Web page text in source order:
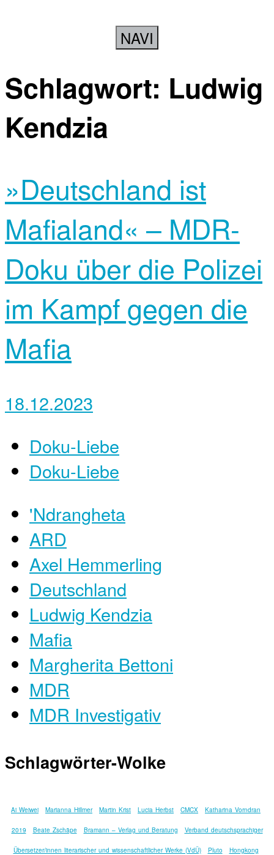
NAVI
Schlagwort: Ludwig
Kendzia
»Deutschland ist
Mafialand« – MDR-
Doku über die Polizei
im Kampf gegen die
Mafia
18.12.2023
Doku-Liebe
Doku-Liebe
'Ndrangheta
ARD
Axel Hemmerling
Deutschland
Ludwig Kendzia
Mafia
Margherita Bettoni
MDR
MDR Investigativ
Schlagwörter-Wolke
Ai Weiwei Marianna Hillmer Martin Krist Lucia Herbst CMCX Katharina Vorndran
2019 Beate Zschäpe Bramann – Verlag und Beratung Verband deutschsprachiger
Übersetzer/innen literarischer und wissenschaftlicher Werke (VdÜ) Pluto Hongkong